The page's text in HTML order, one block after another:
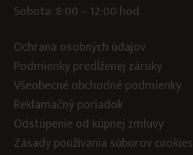
Sobota: 8:00 – 12:00 hod.
Ochrana osobných údajov
Podmienky predĺženej záruky
Všeobecné obchodné podmienky
Reklamačný poriadok
Odstúpenie od kúpnej zmluvy
Zásady používania súborov cookies